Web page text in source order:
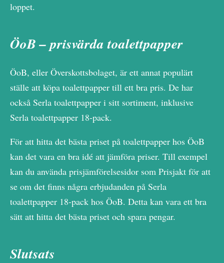
loppet.
ÖoB – prisvärda toalettpapper
ÖoB, eller Överskottsbolaget, är ett annat populärt
ställe att köpa toalettpapper till ett bra pris. De har
också Serla toalettpapper i sitt sortiment, inklusive
Serla toalettpapper 18-pack.
För att hitta det bästa priset på toalettpapper hos ÖoB
kan det vara en bra idé att jämföra priser. Till exempel
kan du använda prisjämförelsesidor som Prisjakt för att
se om det finns några erbjudanden på Serla
toalettpapper 18-pack hos ÖoB. Detta kan vara ett bra
sätt att hitta det bästa priset och spara pengar.
Slutsats